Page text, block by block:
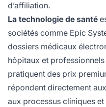
d’affiliation.
La technologie de santé
sociétés comme Epic
dossiers médicaux
hôpitaux et
pratiquent des prix
répondent directement
aux processus cliniques